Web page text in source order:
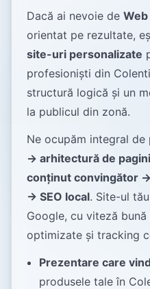
Dacă ai nevoie de
orientat pe rezultate,
site-uri personalizate
profesioniști din
structură logică și un
la publicul din zonă.
Ne ocupăm integral de
→ arhitectură de
conținut convingător
→ SEO local. Site-ul
Google, cu viteză
optimizate și tracking
Prezentare care
produsele tale în